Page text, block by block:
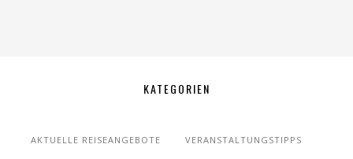
KATEGORIEN
AKTUELLE REISEANGEBOTE VERANSTALTUNGSTIPPS